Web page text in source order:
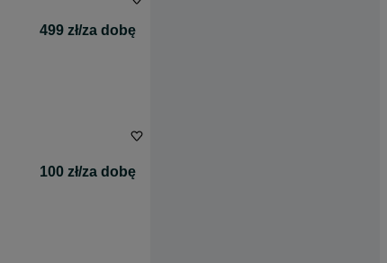
499 zł/za dobę
100 zł/za dobę